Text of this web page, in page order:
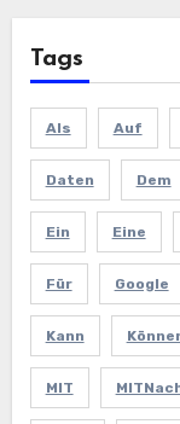
Tags
Als Auf
Daten Dem
Ein Eine
Für Google
Kann
MIT